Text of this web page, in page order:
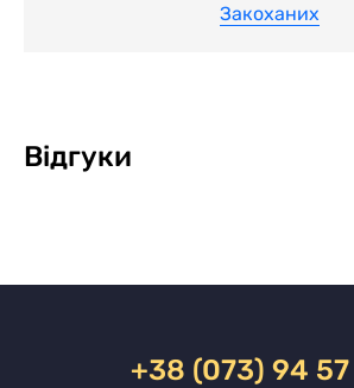
Закоханих
Відгуки
+38 (073) 94 57